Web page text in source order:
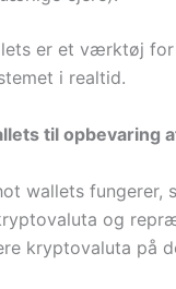
er et værktøj for
i realtid.
til opbevaring
wallets
og
kryptovaluta på